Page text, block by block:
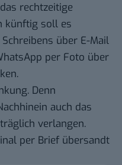
rechtzeitige
künftig soll es
über E-Mail
per Foto über
Denn
auch das
verlangen.
per Brief übersandt